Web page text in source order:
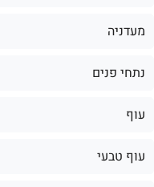
מעדניה
נתחי פנים
עוף
עוף טבעי